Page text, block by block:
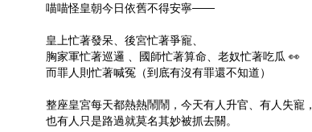
喵喵怪皇朝今日依舊不得安寧——
皇上忙著發呆、後宮忙著爭寵、
胸家軍忙著巡邏 、國師忙著算命、老奴忙著吃瓜 👀
而罪人則忙著喊冤（到底有沒有罪還不知道）
整座皇宮每天都熱熱鬧鬧，今天有人升官、有人失寵，
也有人只是路過就莫名其妙被抓去關。